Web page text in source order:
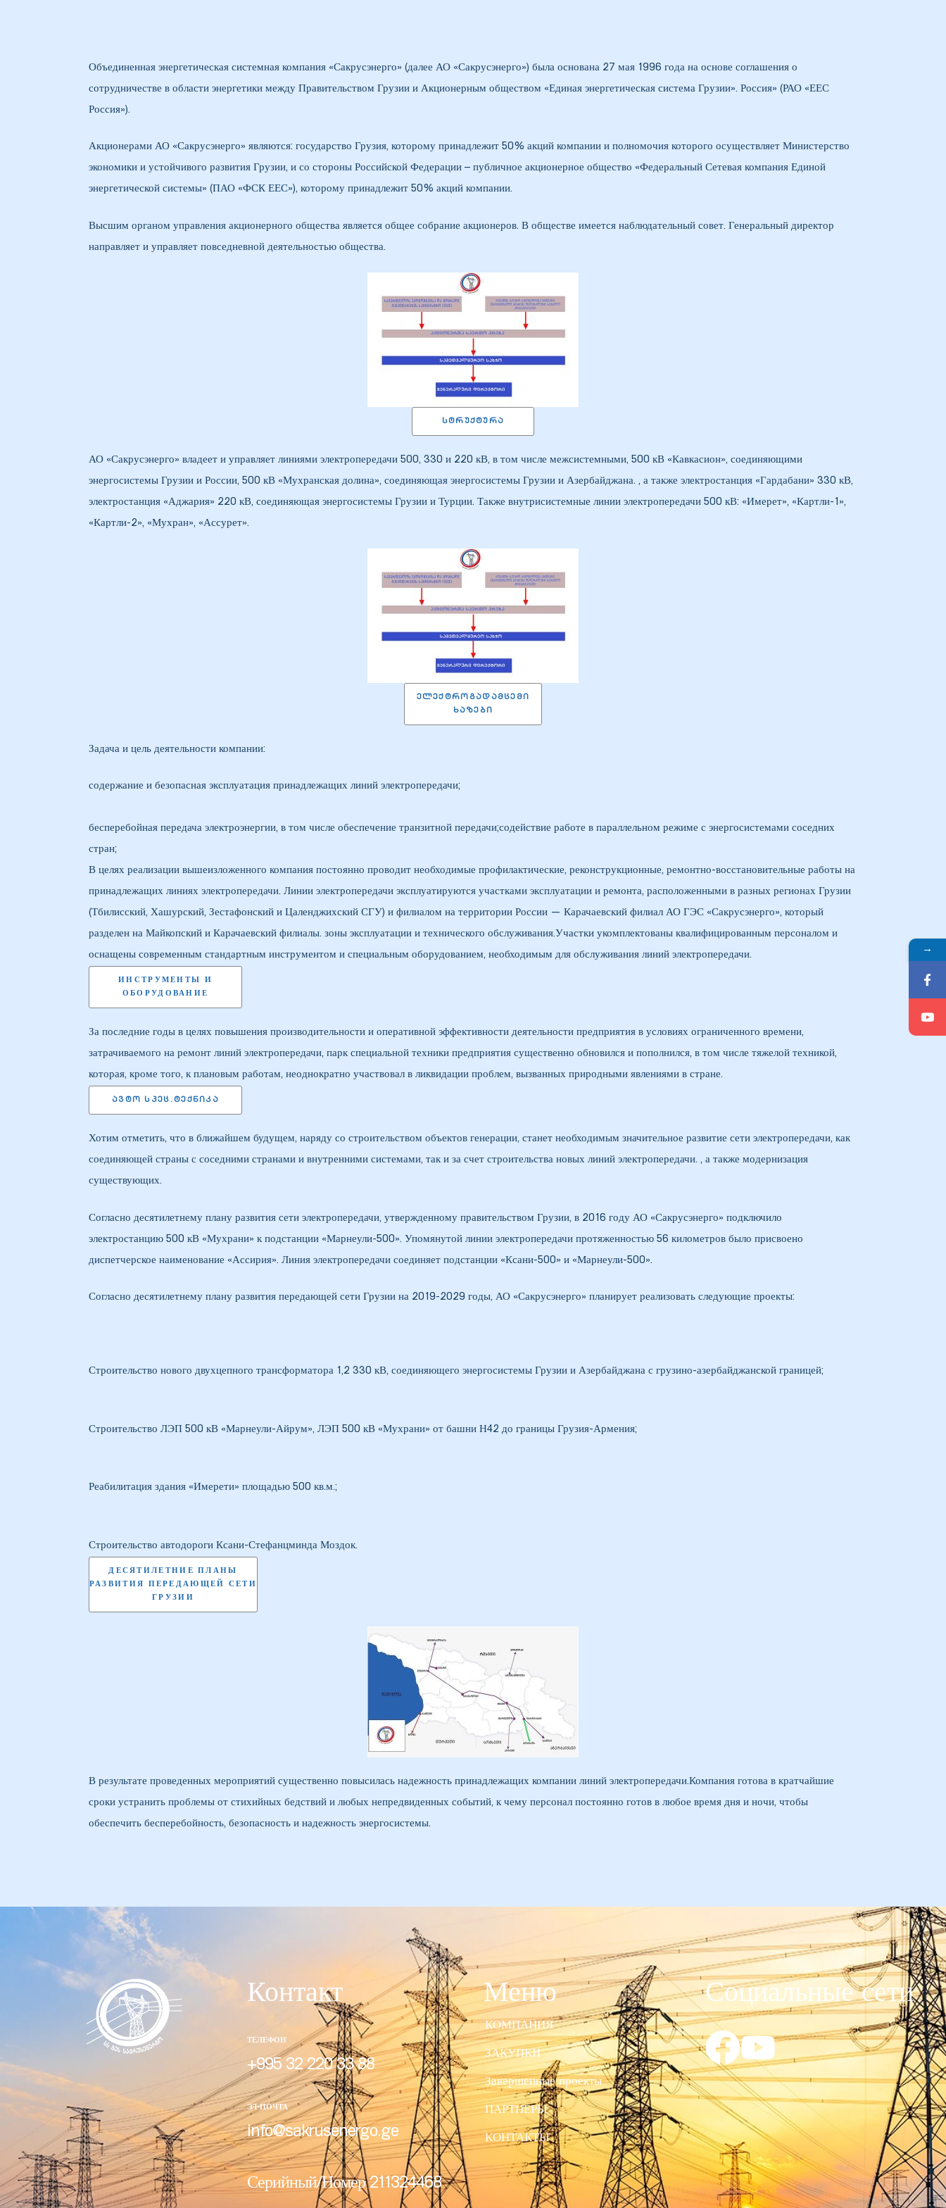
Объединенная энергетическая системная компания «Сакрусэнерго» (далее АО «Сакрусэнерго») была основана 27 мая 1996 года на основе соглашения о
сотрудничестве в области энергетики между Правительством Грузии и Акционерным обществом «Единая энергетическая система Грузии». Россия» (РАО «ЕЕС
Россия»).
Акционерами АО «Сакрусэнерго» являются: государство Грузия, которому принадлежит 50% акций компании и полномочия которого осуществляет Министерство
экономики и устойчивого развития Грузии, и со стороны Российской Федерации – публичное акционерное общество «Федеральный Сетевая компания Единой
энергетической системы» (ПАО «ФСК ЕЕС»), которому принадлежит 50% акций компании.
Высшим органом управления акционерного общества является общее собрание акционеров. В обществе имеется наблюдательный совет. Генеральный директор
направляет и управляет повседневной деятельностью общества.
ᲡᲢᲠᲣᲥᲢᲣᲠᲐ
АО «Сакрусэнерго» владеет и управляет линиями электропередачи 500, 330 и 220 кВ, в том числе межсистемными, 500 кВ «Кавкасион», соединяющими
энергосистемы Грузии и России, 500 кВ «Мухранская долина», соединяющая энергосистемы Грузии и Азербайджана. , а также электростанция «Гардабани» 330 кВ,
электростанция «Аджария» 220 кВ, соединяющая энергосистемы Грузии и Турции. Также внутрисистемные линии электропередачи 500 кВ: «Имерет», «Картли-1»,
«Картли-2», «Мухран», «Ассурет».
ᲔᲚᲔᲥᲢᲠᲝᲒᲐᲓᲐᲛᲪᲔᲛᲘ
ᲮᲐᲖᲔᲑᲘ
Задача и цель деятельности компании:
содержание и безопасная эксплуатация принадлежащих линий электропередачи;
бесперебойная передача электроэнергии, в том числе обеспечение транзитной передачи;содействие работе в параллельном режиме с энергосистемами соседних
стран;
В целях реализации вышеизложенного компания постоянно проводит необходимые профилактические, реконструкционные, ремонтно-восстановительные работы на
принадлежащих линиях электропередачи. Линии электропередачи эксплуатируются участками эксплуатации и ремонта, расположенными в разных регионах Грузии
(Тбилисский, Хашурский, Зестафонский и Цаленджихский СГУ) и филиалом на территории России — Карачаевский филиал АО ГЭС «Сакрусэнерго», который
разделен на Майкопский и Карачаевский филиалы. зоны эксплуатации и технического обслуживания.Участки укомплектованы квалифицированным персоналом и
оснащены современным стандартным инструментом и специальным оборудованием, необходимым для обслуживания линий электропередачи.
ИНСТРУМЕНТЫ И
ОБОРУДОВАНИЕ
За последние годы в целях повышения производительности и оперативной эффективности деятельности предприятия в условиях ограниченного времени,
затрачиваемого на ремонт линий электропередачи, парк специальной техники предприятия существенно обновился и пополнился, в том числе тяжелой техникой,
которая, кроме того, к плановым работам, неоднократно участвовал в ликвидации проблем, вызванных природными явлениями в стране.
ᲐᲕᲢᲝ ᲡᲞᲔᲪ.ᲢᲔᲥᲜᲘᲙᲐ
Хотим отметить, что в ближайшем будущем, наряду со строительством объектов генерации, станет необходимым значительное развитие сети электропередачи, как
соединяющей страны с соседними странами и внутренними системами, так и за счет строительства новых линий электропередачи. , а также модернизация
существующих.
Согласно десятилетнему плану развития сети электропередачи, утвержденному правительством Грузии, в 2016 году АО «Сакрусэнерго» подключило
электростанцию ​​500 кВ «Мухрани» к подстанции «Марнеули-500». Упомянутой линии электропередачи протяженностью 56 километров было присвоено
диспетчерское наименование «Ассирия». Линия электропередачи соединяет подстанции «Ксани-500» и «Марнеули-500».
Согласно десятилетнему плану развития передающей сети Грузии на 2019-2029 годы, АО «Сакрусэнерго» планирует реализовать следующие проекты:
Строительство нового двухцепного трансформатора 1,2 330 кВ, соединяющего энергосистемы Грузии и Азербайджана с грузино-азербайджанской границей;
Строительство ЛЭП 500 кВ «Марнеули-Айрум», ЛЭП 500 кВ «Мухрани» от башни Н42 до границы Грузия-Армения;
Реабилитация здания «Имерети» площадью 500 кв.м.;
Строительство автодороги Ксани-Стефанцминда Моздок.
ДЕСЯТИЛЕТНИЕ ПЛАНЫ
РАЗВИТИЯ ПЕРЕДАЮЩЕЙ СЕТИ
ГРУЗИИ
В результате проведенных мероприятий существенно повысилась надежность принадлежащих компании линий электропередачи.Компания готова в кратчайшие
сроки устранить проблемы от стихийных бедствий и любых непредвиденных событий, к чему персонал постоянно готов в любое время дня и ночи, чтобы
обеспечить бесперебойность, безопасность и надежность энергосистемы.
Контакт
ТЕЛЕФОН
+995 32 220 33 88
ЭЛ-ПОЧТА
info@sakrusenergo.ge
Серийный/Номер 211324468
Меню
КОМПАНИЯ
ЗАКУПКИ
Завершенные проекты
ПАРТНЕРЫ
КОНТАКТЫ
Социальные сети
→